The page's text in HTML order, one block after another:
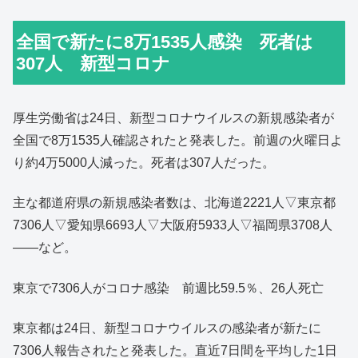
全国で新たに8万1535人感染 死者は
307人 新型コロナ
厚生労働省は24日、新型コロナウイルスの新規感染者が
全国で8万1535人確認されたと発表した。前週の火曜日よ
り約4万5000人減った。死者は307人だった。
主な都道府県の新規感染者数は、北海道2221人▽東京都
7306人▽愛知県6693人▽大阪府5933人▽福岡県3708人
――など。
東京で7306人がコロナ感染 前週比59.5％、26人死亡
東京都は24日、新型コロナウイルスの感染者が新たに
7306人報告されたと発表した。直近7日間を平均した1日